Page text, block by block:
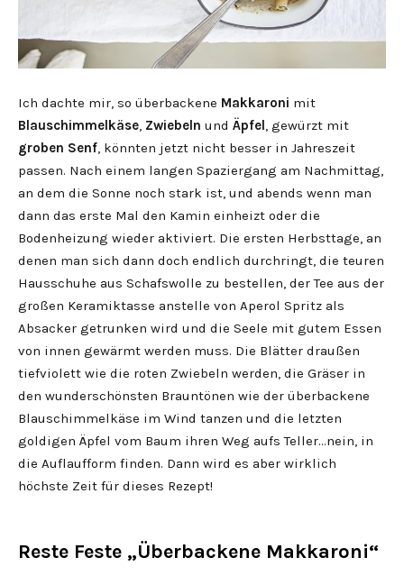
Ich dachte mir, so überbackene Makkaroni mit
Blauschimmelkäse, Zwiebeln und Äpfel, gewürzt mit
groben Senf, könnten jetzt nicht besser in Jahreszeit
passen. Nach einem langen Spaziergang am Nachmittag,
an dem die Sonne noch stark ist, und abends wenn man
dann das erste Mal den Kamin einheizt oder die
Bodenheizung wieder aktiviert. Die ersten Herbsttage, an
denen man sich dann doch endlich durchringt, die teuren
Hausschuhe aus Schafswolle zu bestellen, der Tee aus der
großen Keramiktasse anstelle von Aperol Spritz als
Absacker getrunken wird und die Seele mit gutem Essen
von innen gewärmt werden muss. Die Blätter draußen
tiefviolett wie die roten Zwiebeln werden, die Gräser in
den wunderschönsten Brauntönen wie der überbackene
Blauschimmelkäse im Wind tanzen und die letzten
goldigen Äpfel vom Baum ihren Weg aufs Teller…nein, in
die Auflaufform finden. Dann wird es aber wirklich
höchste Zeit für dieses Rezept!
Reste Feste „Überbackene Makkaroni“